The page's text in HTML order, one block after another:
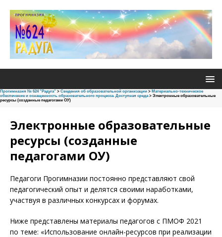
Прогимназия № 624 "Радуга" > Сведения об образовательной организации > Материально-техническое
обеспечение и оснащенность образовательного процесса. Доступная среда> Электронные образовательные
ресурсы (созданные педагогами ОУ)
Электронные образовательные
ресурсы (созданные
педагогами ОУ)
Педагоги Прогимназии постоянно представляют свой
педагогический опыт и делятся своими наработками,
участвуя в различных конкурсах и форумах.
Ниже представлены материалы педагогов с ПМОФ 2021
по теме: «Использование онлайн-ресурсов при реализации